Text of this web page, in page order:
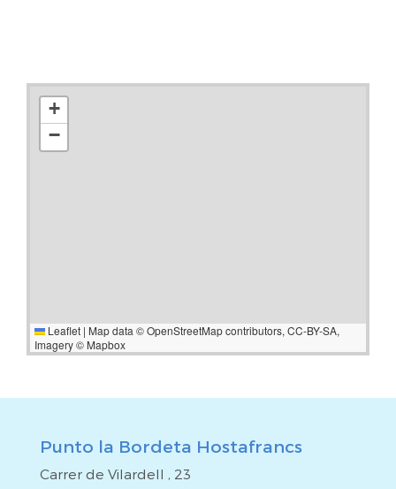
+
−
Leaflet | Map data ©OpenStreetMapcontributors, CC-BY-SA,
Imagery © Mapbox
Punto la Bordeta Hostafrancs
Carrer de Vilardell , 23